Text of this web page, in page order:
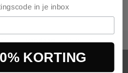
in je inbox
KORTING